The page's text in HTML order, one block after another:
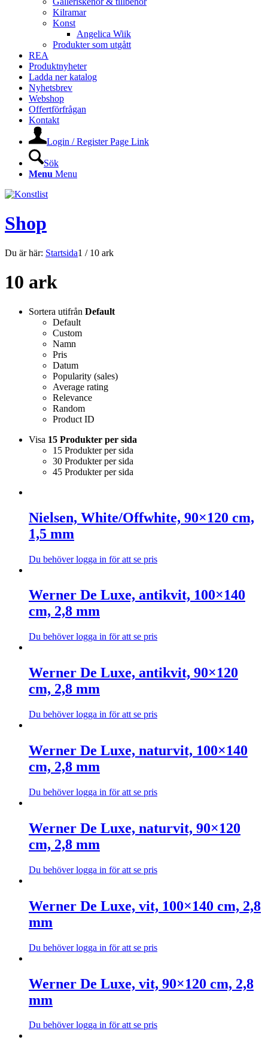
Kilramar
Konst
Angelica Wiik
Produkter som utgått
REA
Produktnyheter
Ladda ner katalog
Nyhetsbrev
Webshop
Offertförfrågan
Kontakt
Login / Register Page Link
Sök
Menu Menu
Shop
Du är här: Startsida1 / 10 ark
10 ark
Sortera utifrån Default
Default
Custom
Namn
Pris
Datum
Popularity (sales)
Average rating
Relevance
Random
Product ID
Visa 15 Produkter per sida
15 Produkter per sida
30 Produkter per sida
45 Produkter per sida
Nielsen, White/Offwhite, 90×120 cm,
1,5 mm
Du behöver logga in för att se pris
produkten
har
flera
De
kan
väljas
på
produktsidan
Werner De Luxe, antikvit, 100×140
cm, 2,8 mm
Du behöver logga in för att se pris
produkten
har
flera
De
olika
kan
väljas
på
produktsidan
Werner De Luxe, antikvit, 90×120
cm, 2,8 mm
Du behöver logga in för att se pris
produkten
har
flera
De
olika
kan
väljas
på
produktsidan
Werner De Luxe, naturvit, 100×140
cm, 2,8 mm
Du behöver logga in för att se pris
produkten
har
flera
De
olika
kan
väljas
på
produktsidan
Werner De Luxe, naturvit, 90×120
cm, 2,8 mm
Du behöver logga in för att se pris
produkten
har
flera
De
olika
kan
väljas
på
produktsidan
Werner De Luxe, vit, 100×140 cm, 2,8
mm
Du behöver logga in för att se pris
produkten
har
flera
De
Werner De Luxe, vit, 90×120 cm, 2,8
mm
Du behöver logga in för att se pris